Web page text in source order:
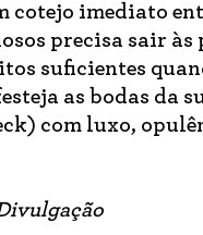
cotejo imediato
precisa sair
suficientes
as bodas da
com luxo,